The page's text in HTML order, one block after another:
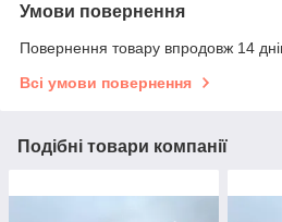
Умови повернення
Повернення товару впродовж 14
Всі умови повернення
Подібні товари компанії